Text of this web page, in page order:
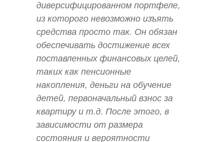
диверсифицированном портфеле,
из которого невозможно изъять
средства просто так. Он обязан
обеспечивать достижение всех
поставленных финансовых целей,
таких как пенсионные
накопления, деньги на обучение
детей, первоначальный взнос за
квартиру и т.д. После этого, в
зависимости от размера
состояния и вероятности